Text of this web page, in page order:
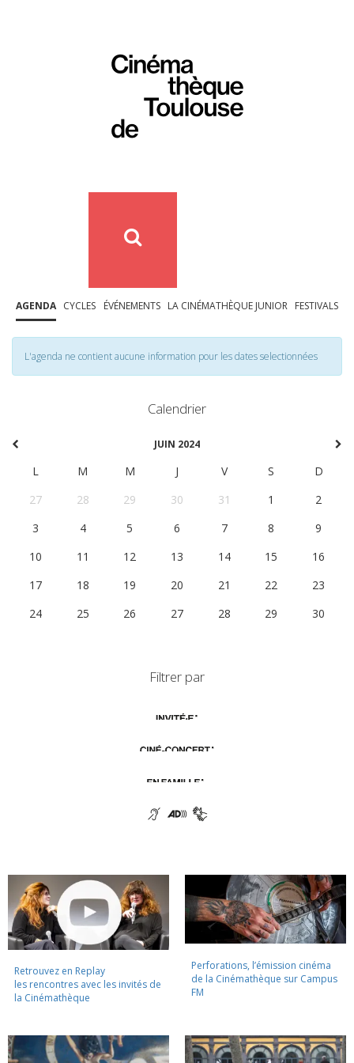
AGENDA CYCLES ÉVÉNEMENTS LA CINÉMATHÈQUE JUNIOR FESTIVALS
L'agenda ne contient aucune information pour les dates selectionnées
Calendrier
JUIN 2024
L M M J V S
D
27
28 29 30 31 1
2
3
4 5 6 7 8
9
10
11 12 13 14 15
16
17
18 19 20 21 22
23
24
25 26 27 28 29 30
Filtrer par
Retrouvez en Replay
les rencontres avec les invités de
la Cinémathèque
Perforations, l’émission cinéma
de la Cinémathèque sur Campus
FM